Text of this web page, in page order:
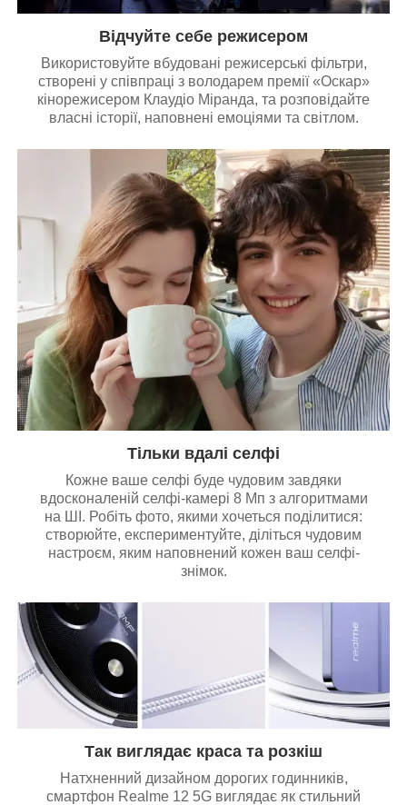
Відчуйте себе режисером
Використовуйте вбудовані режисерські фільтри,
створені у співпраці з володарем премії «Оскар»
кінорежисером Клаудіо Міранда, та розповідайте
власні історії, наповнені емоціями та світлом.
Тільки вдалі селфі
Кожне ваше селфі буде чудовим завдяки
вдосконаленій селфі-камері 8 Мп з алгоритмами
на ШІ. Робіть фото, якими хочеться поділитися:
створюйте, експериментуйте, діліться чудовим
настроєм, яким наповнений кожен ваш селфі-
знімок.
Так виглядає краса та розкіш
Натхненний дизайном дорогих годинників,
смартфон Realme 12 5G виглядає як стильний